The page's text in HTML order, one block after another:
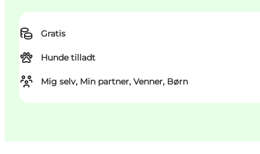
Gratis
Hunde tilladt
Mig selv, Min partner, Venner, Børn